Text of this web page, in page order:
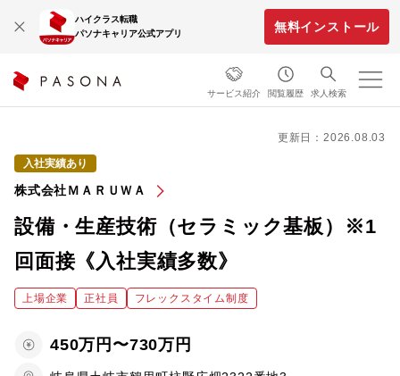
ハイクラス転職
パソナキャリア公式アプリ
無料インストール
サービス紹介 閲覧履歴 求人検索
更新日：2026.08.03
入社実績あり
株式会社ＭＡＲＵＷＡ
設備・生産技術（セラミック基板）※1
回面接《入社実績多数》
上場企業 正社員 フレックスタイム制度
450万円〜730万円